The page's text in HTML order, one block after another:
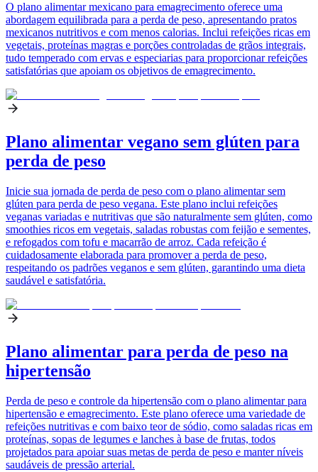
O plano alimentar mexicano para emagrecimento oferece uma
abordagem equilibrada para a perda de peso, apresentando pratos
mexicanos nutritivos e com menos calorias. Inclui refeições ricas em
vegetais, proteínas magras e porções controladas de grãos integrais,
tudo temperado com ervas e especiarias para proporcionar refeições
satisfatórias que apoiam os objetivos de emagrecimento.
Plano alimentar vegano sem glúten para
perda de peso
Inicie sua jornada de perda de peso com o plano alimentar sem
glúten para perda de peso vegana. Este plano inclui refeições
veganas variadas e nutritivas que são naturalmente sem glúten, como
smoothies ricos em vegetais, saladas robustas com feijão e sementes,
e refogados com tofu e macarrão de arroz. Cada refeição é
cuidadosamente elaborada para promover a perda de peso,
respeitando os padrões veganos e sem glúten, garantindo uma dieta
saudável e satisfatória.
Plano alimentar para perda de peso na
hipertensão
Perda de peso e controle da hipertensão com o plano alimentar para
hipertensão e emagrecimento. Este plano oferece uma variedade de
refeições nutritivas e com baixo teor de sódio, como saladas ricas em
proteínas, sopas de legumes e lanches à base de frutas, todos
projetados para apoiar suas metas de perda de peso e manter níveis
saudáveis de pressão arterial.